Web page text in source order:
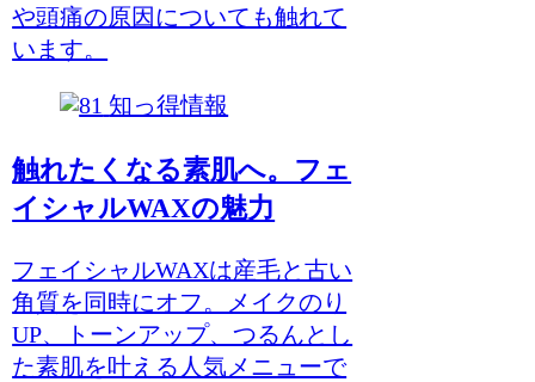
や頭痛の原因についても触れて
います。
知っ得情報
触れたくなる素肌へ。フェ
イシャルWAXの魅力
フェイシャルWAXは産毛と古い
角質を同時にオフ。メイクのり
UP、トーンアップ、つるんとし
た素肌を叶える人気メニューで